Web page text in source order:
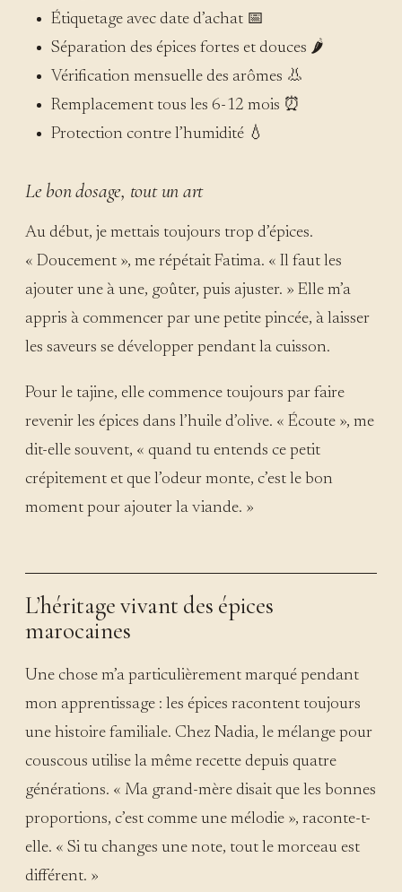
Étiquetage avec date d’achat 📅
Séparation des épices fortes et douces 🌶️
Vérification mensuelle des arômes 👃
Remplacement tous les 6-12 mois ⏰
Protection contre l’humidité 💧
Le bon dosage, tout un art
Au début, je mettais toujours trop d’épices.
« Doucement », me répétait Fatima. « Il faut les
ajouter une à une, goûter, puis ajuster. » Elle m’a
appris à commencer par une petite pincée, à laisser
les saveurs se développer pendant la cuisson.
Pour le tajine, elle commence toujours par faire
revenir les épices dans l’huile d’olive. « Écoute », me
dit-elle souvent, « quand tu entends ce petit
crépitement et que l’odeur monte, c’est le bon
moment pour ajouter la viande. »
L’héritage vivant des épices
marocaines
Une chose m’a particulièrement marqué pendant
mon apprentissage : les épices racontent toujours
une histoire familiale. Chez Nadia, le mélange pour
couscous utilise la même recette depuis quatre
générations. « Ma grand-mère disait que les bonnes
proportions, c’est comme une mélodie », raconte-t-
elle. « Si tu changes une note, tout le morceau est
différent. »